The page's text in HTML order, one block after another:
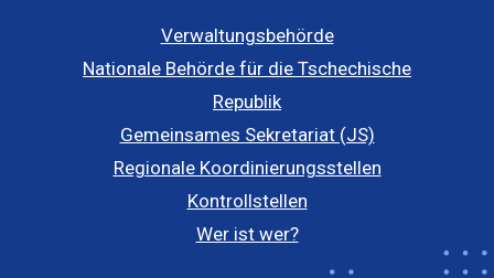
Verwaltungsbehörde
Nationale Behörde für die Tschechische
Republik
Gemeinsames Sekretariat (JS)
Regionale Koordinierungsstellen
Kontrollstellen
Wer ist wer?